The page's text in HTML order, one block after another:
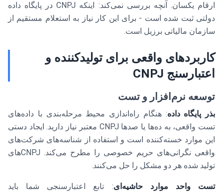
ارقام یکسان. آنچه بررسی نمی‌کند: اینکه CNPJ در پایگاه داده
دولتی ثبت شده است - برای این کار نیاز به استعلام مستقیم از
سازمان مالیاتی برزیل است.
کاربردهای واقعی برای تولیدکننده و
اعتبارسنج CNPJ
توسعه نرم‌افزار و تست
بذر پایگاه داده: هنگام راه‌اندازی محیط مرحله‌بندی با داده‌های
تست واقعی، به ده‌ها یا صدها CNPJ معتبر نیاز دارید. ایجاد دستی
این موارد خسته‌کننده است و استفاده از شناسه‌های شرکت‌های
واقعی نگرانی‌های حریم خصوصی را مطرح می‌کند. CNPJ‌های
تولید شده هر دو مشکل را حل می‌کنند.
تست واحد موارد حاشیه‌ای: تابع اعتبارسنجی شما باید